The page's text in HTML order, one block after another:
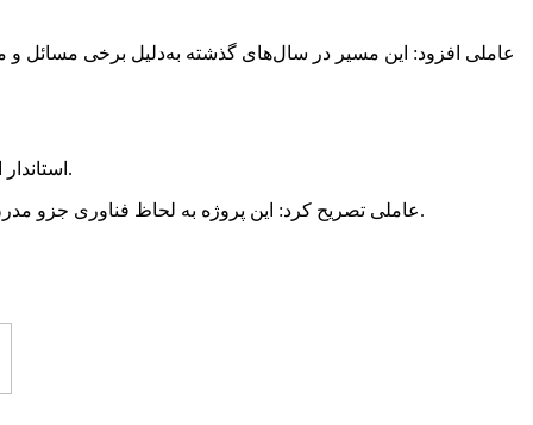
عاملی افزود: این مسیر در سال‌های گذشته به‌دلیل برخی مسائل
استاندار اردبیل یکی از پروژه‌های مهم استان اردبیل را اجرای طرح باغ الگویی در کشور دانست که در زمینی به مساحت ۴۰۰ هکتار شروع شده است.
عاملی تصریح کرد: این پروژه به لحاظ فناوری جزو مدرن‌ترین باغات در منطقه خاورمیانه است و الگوی خوبی برای کسانی که به‌صورت مدرن می‌خواهند باغ را مورد استفاده قرار دهند ، خواهد بود.